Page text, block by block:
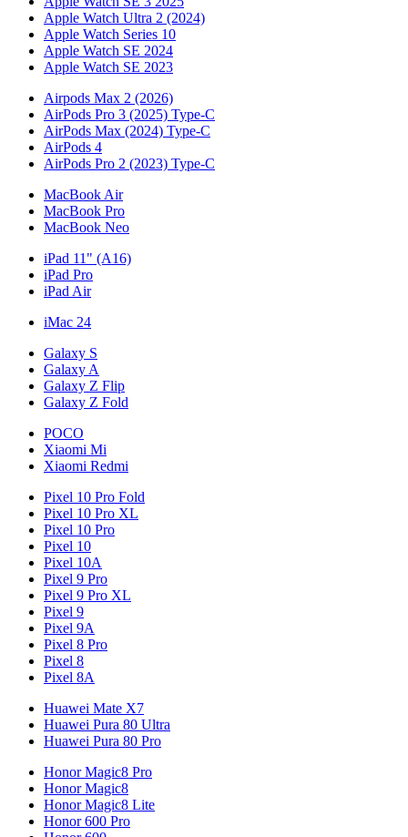
Apple Watch Ultra 2 (2024)
Apple Watch Series 10
Apple Watch SE 2024
Apple Watch SE 2023
Airpods Max 2 (2026)
AirPods Pro 3 (2025) Type-C
AirPods Max (2024) Type-C
AirPods 4
AirPods Pro 2 (2023) Type-C
MacBook Air
MacBook Pro
MacBook Neo
iPad 11" (A16)
iPad Pro
iPad Air
iMac 24
Galaxy S
Galaxy A
Galaxy Z Flip
Galaxy Z Fold
POCO
Xiaomi Mi
Xiaomi Redmi
Pixel 10 Pro Fold
Pixel 10 Pro XL
Pixel 10 Pro
Pixel 10
Pixel 10A
Pixel 9 Pro
Pixel 9 Pro XL
Pixel 9
Pixel 9A
Pixel 8 Pro
Pixel 8
Pixel 8A
Huawei Mate X7
Huawei Pura 80 Ultra
Huawei Pura 80 Pro
Honor Magic8 Pro
Honor Magic8
Honor Magic8 Lite
Honor 600 Pro